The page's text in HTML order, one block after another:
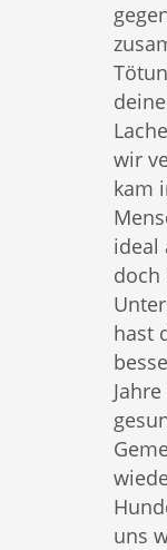
wir
kam
ideal
doch
hast
uns